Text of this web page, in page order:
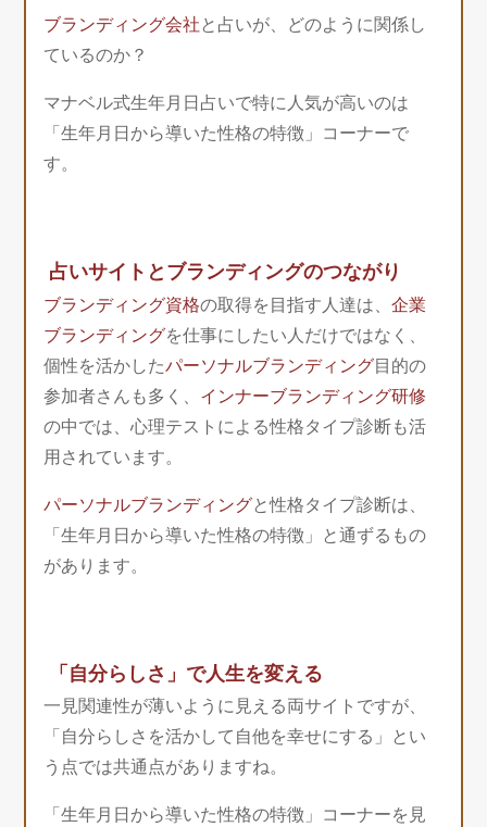
ブランディング会社 と占いが、どのように関係し
ているのか？
マナベル式生年月日占いで特に人気が高いのは
「生年月日から導いた性格の特徴」コーナーで
す。
占いサイトとブランディングのつながり
ブランディング資格の取得を目指す人達は、企業
ブランディングを仕事にしたい人だけではなく、
個性を活かしたパーソナルブランディング目的の
参加者さんも多く、 インナーブランディング研修
の中では、心理テストによる性格タイプ診断も活
用されています。
パーソナルブランディングと性格タイプ診断は、
「生年月日から導いた性格の特徴」と通ずるもの
があります。
「自分らしさ」で人生を変える
一見関連性が薄いように見える両サイトですが、
「自分らしさを活かして自他を幸せにする」とい
う点では共通点がありますね。
「生年月日から導いた性格の特徴」コーナーを見